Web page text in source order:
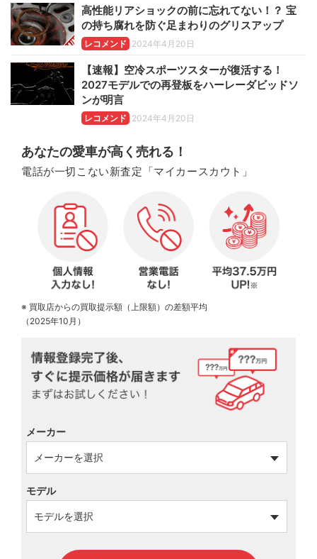
高性能リアショックの前に忘れてない！？ 宝
の持ち腐れを防ぐ足まわりのグリスアップ
レコメンド 2024年4月20日
【速報】空冷スポーツスターが復活する！
2027モデルでの再登板をハーレーダビッドソ
ンが明言
レコメンド 2024年4月20日
あなたの愛車が高く売れる！
電話が一切こない新査定「マイカースカウト」
※ 買取店からの買取提示額（上限額）の差額平均
（2025年10月）
メーカー
モデル